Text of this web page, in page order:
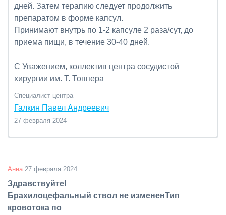
дней. Затем терапию следует продолжить
препаратом в форме капсул.
Принимают внутрь по 1-2 капсуле 2 раза/сут, до
приема пищи, в течение 30-40 дней.
С Уважением, коллектив центра сосудистой
хирургии им. Т. Топпера
Специалист центра
Галкин Павел Андреевич
27 февраля 2024
Анна 27 февраля 2024
Здравствуйте!
Брахилоцефальный ствол не измененТип
кровотока по